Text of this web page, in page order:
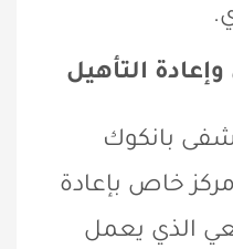
التأهيل
بانكوك
مركز خاص بإعادة
الذي يعمل